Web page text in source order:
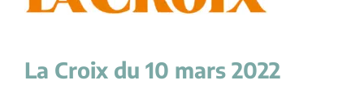
La Croix du 10 mars 2022